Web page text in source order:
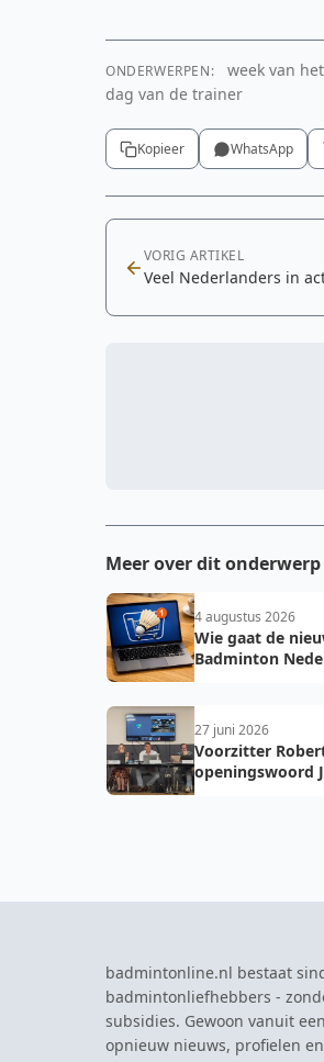
ONDERWERPEN:
week van
dag van de trainer
Kopieer WhatsApp
VORIG ARTIKEL
Veel Nederlanders in
Meer over dit onderwerp
4 augustus 2026
Wie gaat de
Badminton
27 juni 2026
Voorzitter
openingswoord
badmintonline.nl bestaat
badmintonliefhebbers -
subsidies. Gewoon vanuit
opnieuw nieuws, profielen